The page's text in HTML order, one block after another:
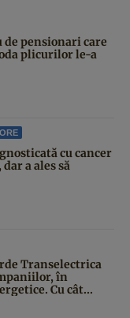
de pensionari care
plicurilor le-a
cu cancer
a ales să
Transelectrica
în
Cu cât...